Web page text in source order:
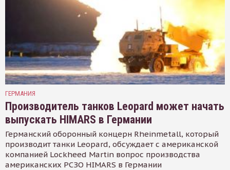
ГЕРМАНИЯ
Производитель танков Leopard может начать
выпускать HIMARS в Германии
Германский оборонный концерн Rheinmetall, который
производит танки Leopard, обсуждает с американской
компанией Lockheed Martin вопрос производства
американских РСЗО HIMARS в Германии